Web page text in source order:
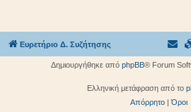
Ευρετήριο Δ. Συζήτησης
Δημιουργήθηκε από phpBB® Forum
Ελληνική μετάφραση από το
Απόρρητο|Όροι